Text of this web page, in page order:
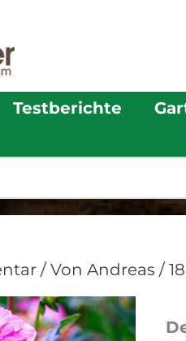
Testberichte
/ Von Andreas /